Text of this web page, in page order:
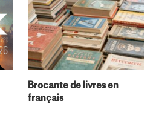
Brocante de livres en
français